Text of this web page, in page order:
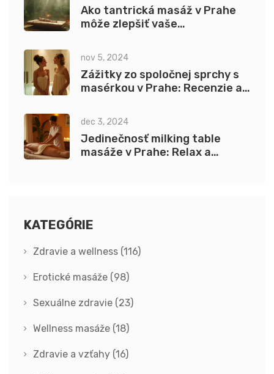
Ako tantrická masáž v Prahe
môže zlepšiť vaše
nov 5, 2024
Zážitky zo spoločnej sprchy s
masérkou v Prahe: Recenzie a
dec 3, 2024
Jedinečnosť milking table
masáže v Prahe: Relax a
KATEGÓRIE
Zdravie a wellness (116)
Erotické masáže (98)
Sexuálne zdravie (23)
Wellness masáže (18)
Zdravie a vzťahy (16)